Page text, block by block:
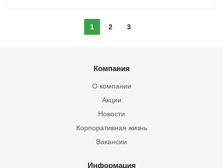
1 2 3
Компания
О компании
Акции
Новости
Корпоративная жизнь
Вакансии
Информация